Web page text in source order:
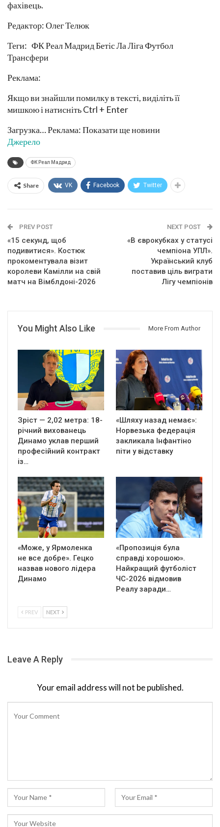
фахівець.
Редактор: Олег Телюк
Теги: ФК Реал Мадрид Бетіс Ла Ліга Футбол
Трансфери
Реклама:
Якщо ви знайшли помилку в тексті, виділіть її
мишкою і натисніть Ctrl + Enter
Загрузка… Реклама: Показати ще новини
Джерело
ФК Реал Мадрид
Share VK Facebook Twitter
PREV POST
«15 секунд, щоб
подивитися». Костюк
прокоментувала візит
королеви Камілли на свій
матч на Вімблдоні-2026
NEXT POST
«В єврокубках у статусі
чемпіона УПЛ».
Український клуб
поставив ціль виграти
Лігу чемпіонів
You Might Also Like More From Author
Зріст — 2,02 метра: 18-
річний вихованець
Динамо уклав перший
професійний контракт
із…
«Шляху назад немає»:
Норвезька федерація
закликала Інфантіно
піти у відставку
«Може, у Ярмоленка
не все добре». Гецко
назвав нового лідера
Динамо
«Пропозиція була
справді хорошою».
Найкращий футболіст
ЧС-2026 відмовив
Реалу заради…
PREV NEXT
Leave A Reply
Your email address will not be published.